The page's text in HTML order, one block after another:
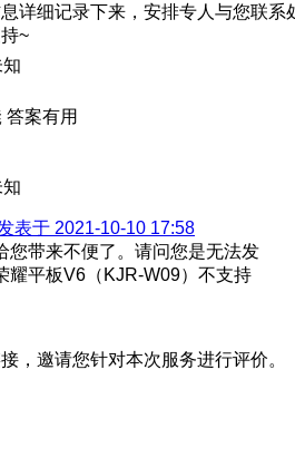
详细记录下来，安排专人与您联系
~
答案有用
表于 2021-10-10 17:58
您带来不便了。请问您是无法发
耀平板V6（KJR-W09）不支持
，邀请您针对本次服务进行评价。